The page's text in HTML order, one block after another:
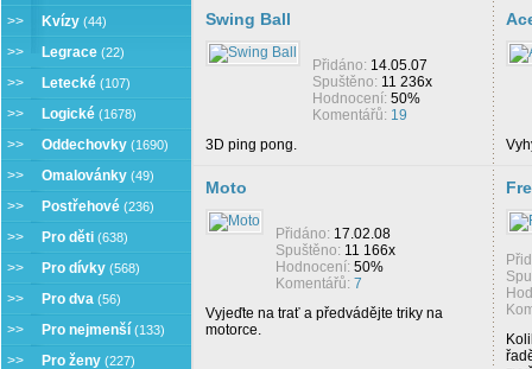
>> Kvízy (44)
>> Legrace (22)
>> Letecké (107)
>> Logické (1678)
>> Oddechovky (1690)
>> Omalovánky (49)
>> Postřehové (236)
>> Pro děti (638)
>> Pro dívky (568)
>> Pro dva (56)
>> Pro nejmenší (133)
>> Pro ženy (227)
Swing Ball
Přidáno: 14.05.07
Spuštěno: 11 236x
Hodnocení: 50%
Komentářů: 19
3D ping pong.
Moto
Přidáno: 17.02.08
Spuštěno: 11 166x
Hodnocení: 50%
Komentářů: 7
Vyjeďte na trať a předvádějte triky na
motorce.